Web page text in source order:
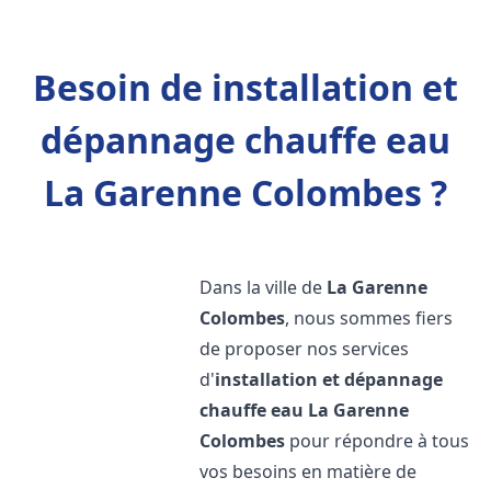
Besoin de installation et
dépannage chauffe eau
La Garenne Colombes ?
Dans la ville de La Garenne
Colombes, nous sommes fiers
de proposer nos services
d'installation et dépannage
chauffe eau La Garenne
Colombes pour répondre à tous
vos besoins en matière de